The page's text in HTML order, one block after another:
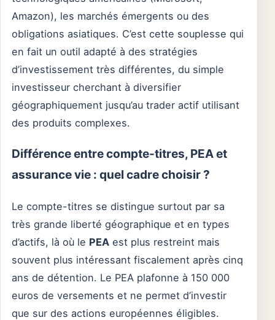
Amazon), les marchés émergents ou des
obligations asiatiques. C’est cette souplesse qui
en fait un outil adapté à des stratégies
d’investissement très différentes, du simple
investisseur cherchant à diversifier
géographiquement jusqu’au trader actif utilisant
des produits complexes.
Différence entre compte-titres, PEA et
assurance vie : quel cadre choisir ?
Le compte-titres se distingue surtout par sa
très grande liberté géographique et en types
d’actifs, là où le PEA est plus restreint mais
souvent plus intéressant fiscalement après cinq
ans de détention. Le PEA plafonne à 150 000
euros de versements et ne permet d’investir
que sur des actions européennes éligibles.